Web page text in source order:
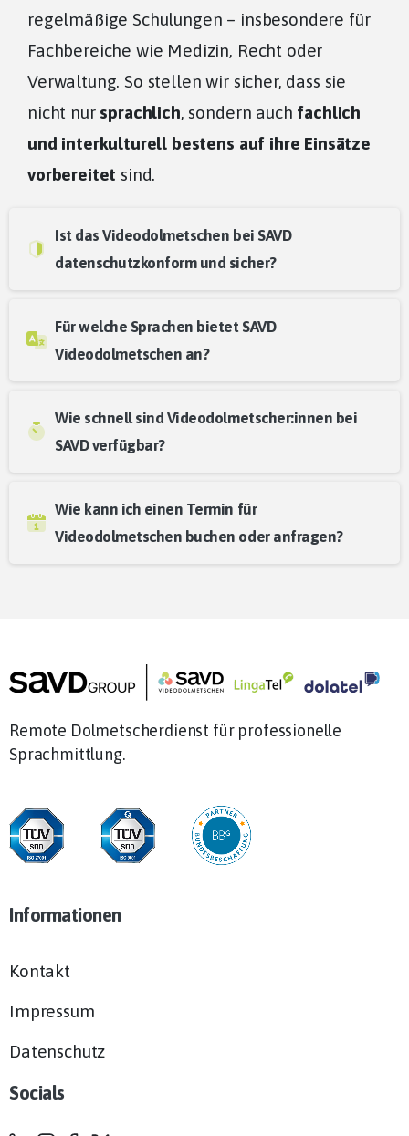
regelmäßige Schulungen – insbesondere für
Fachbereiche wie Medizin, Recht oder
Verwaltung. So stellen wir sicher, dass sie
nicht nur sprachlich, sondern auch fachlich
und interkulturell bestens auf ihre Einsätze
vorbereitet sind.
Ist das Videodolmetschen bei SAVD
datenschutzkonform und sicher?
Für welche Sprachen bietet SAVD
Videodolmetschen an?
Wie schnell sind Videodolmetscher:innen bei
SAVD verfügbar?
Wie kann ich einen Termin für
Videodolmetschen buchen oder anfragen?
Remote Dolmetscherdienst für professionelle
Sprachmittlung.
Informationen
Kontakt
Impressum
Datenschutz
Socials